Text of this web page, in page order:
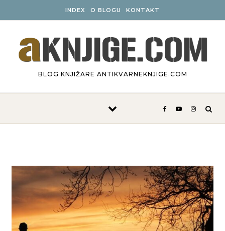
INDEX O BLOGU KONTAKT
BLOG KNJIŽARE ANTIKVARNEKNJIGE.COM